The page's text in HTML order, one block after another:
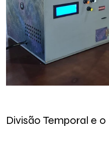
Divisão Temporal e